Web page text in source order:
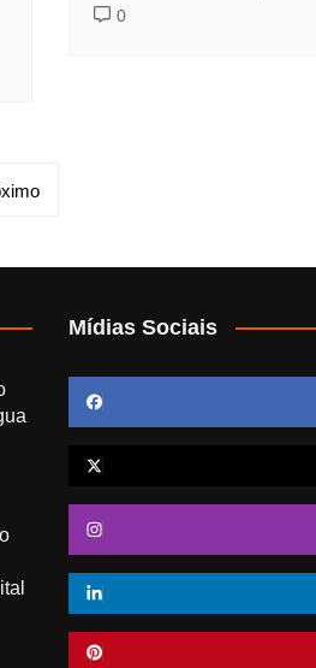
0
Mídias Sociais